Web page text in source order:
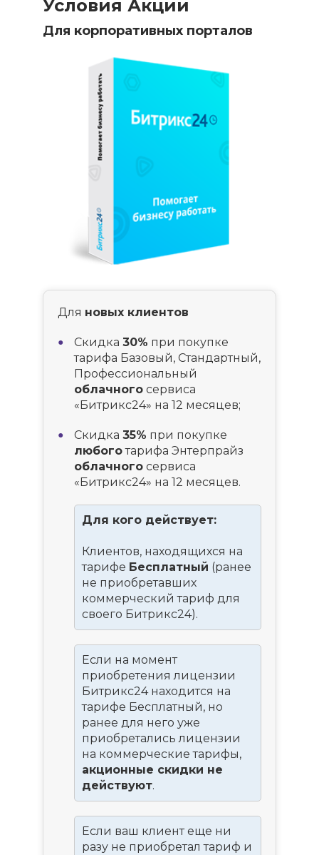
Условия Акции
Для корпоративных порталов
Для новых клиентов
Скидка 30% при покупке
тарифа Базовый, Стандартный,
Профессиональный
облачногосервиса
«Битрикс24» на 12 месяцев;
Скидка 35% при покупке
любоготарифа Энтерпрайз
облачногосервиса
«Битрикс24» на 12 месяцев.
Для кого действует:
Клиентов, находящихся на
тарифе Бесплатный (ранее
не приобретавших
коммерческий тариф для
своего Битрикс24).
Если на момент
приобретения лицензии
Битрикс24 находится на
тарифе Бесплатный, но
ранее для него уже
приобретались лицензии
на коммерческие тарифы,
акционные скидки не
действуют.
Если ваш клиент еще ни
разу не приобретал тариф и